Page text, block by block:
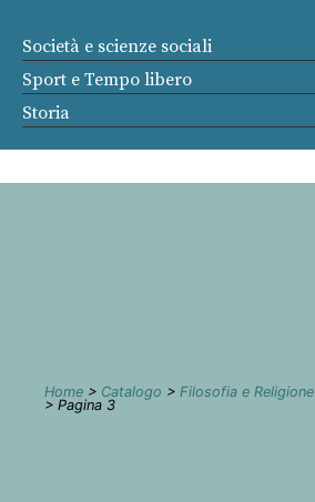
Società e scienze sociali
Sport e Tempo libero
Storia
Home > Catalogo > Filosofia e Religione
> Pagina 3